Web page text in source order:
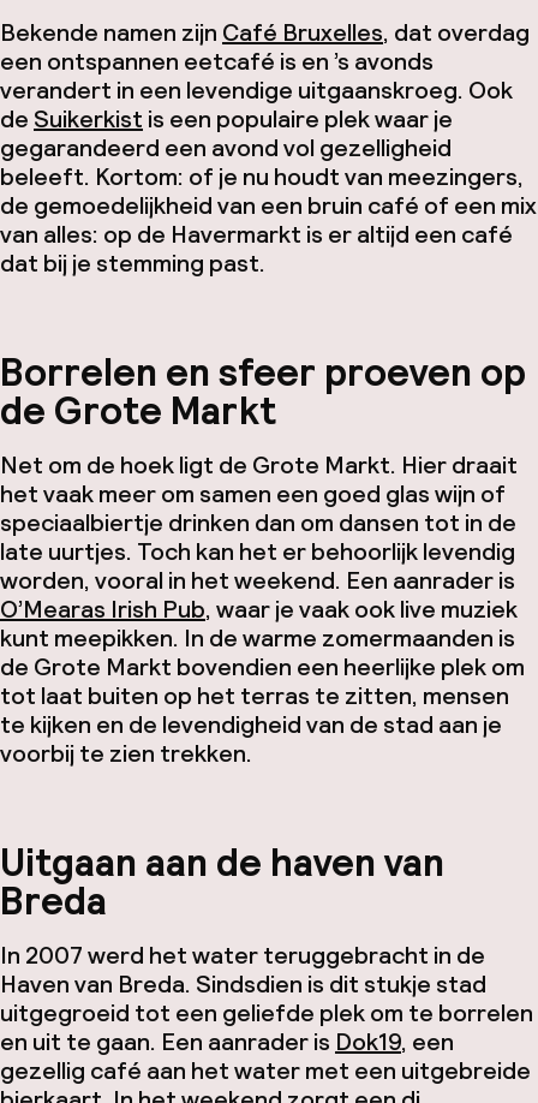
Bekende namen zijn Café Bruxelles, dat overdag
een ontspannen eetcafé is en ’s avonds
verandert in een levendige uitgaanskroeg. Ook
de Suikerkist is een populaire plek waar je
gegarandeerd een avond vol gezelligheid
beleeft. Kortom: of je nu houdt van meezingers,
de gemoedelijkheid van een bruin café of een mix
van alles: op de Havermarkt is er altijd een café
dat bij je stemming past.
Borrelen en sfeer proeven op
de Grote Markt
Net om de hoek ligt de Grote Markt. Hier draait
het vaak meer om samen een goed glas wijn of
speciaalbiertje drinken dan om dansen tot in de
late uurtjes. Toch kan het er behoorlijk levendig
worden, vooral in het weekend. Een aanrader is
O’Mearas Irish Pub, waar je vaak ook live muziek
kunt meepikken. In de warme zomermaanden is
de Grote Markt bovendien een heerlijke plek om
tot laat buiten op het terras te zitten, mensen
te kijken en de levendigheid van de stad aan je
voorbij te zien trekken.
Uitgaan aan de haven van
Breda
In 2007 werd het water teruggebracht in de
Haven van Breda. Sindsdien is dit stukje stad
uitgegroeid tot een geliefde plek om te borrelen
en uit te gaan. Een aanrader is Dok19, een
gezellig café aan het water met een uitgebreide